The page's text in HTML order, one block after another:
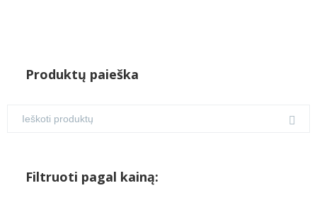
Produktų paieška
Filtruoti pagal kainą: